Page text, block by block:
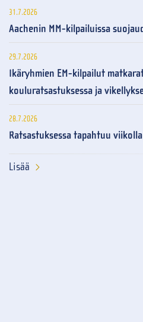
31.7.2026
Aachenin MM-kilpailuissa
29.7.2026
Ikäryhmien EM-kilpailut
kouluratsastuksessa ja
28.7.2026
Ratsastuksessa tapahtuu
Lisää